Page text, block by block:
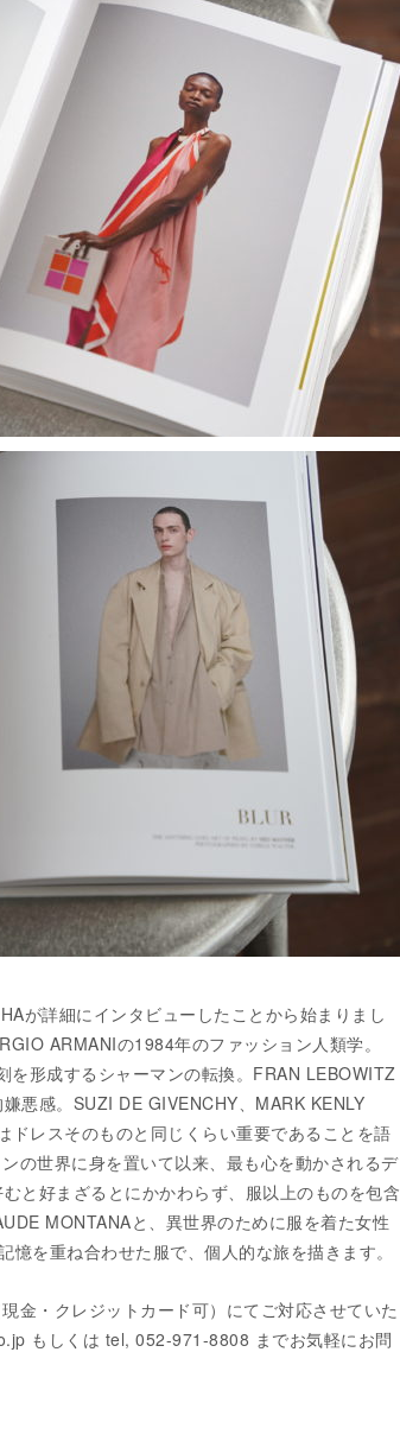
が詳細にインタビューしたことから始まりまし
ARMANIの1984年のファッション人類学。
を形成するシャーマンの転換。FRAN LEBOWITZ
悪感。SUZI DE GIVENCHY、MARK KENLY
レスそのものと同じくらい重要であることを語
の世界に身を置いて以来、最も心を動かされるデ
と好まざるとにかかわらず、服以上のものを包含
MONTANAと、異世界のために服を着た女性
を重ね合わせた服で、個人的な旅を描きます。
金・クレジットカード可）にてご対応させていた
もしくは tel, 052-971-8808 までお気軽にお問